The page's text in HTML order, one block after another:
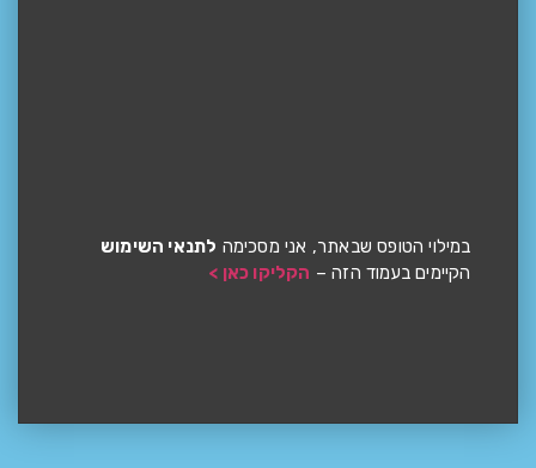
במילוי הטופס שבאתר, אני מסכימה לתנאי השימוש
הקיימים בעמוד הזה – הקליקו כאן >